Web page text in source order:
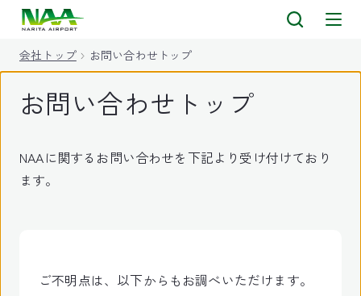
会社トップ お問い合わせトップ
お問い合わせトップ
NAAに関するお問い合わせを下記より受け付けており
ます。
ご不明点は、以下からもお調べいただけます。